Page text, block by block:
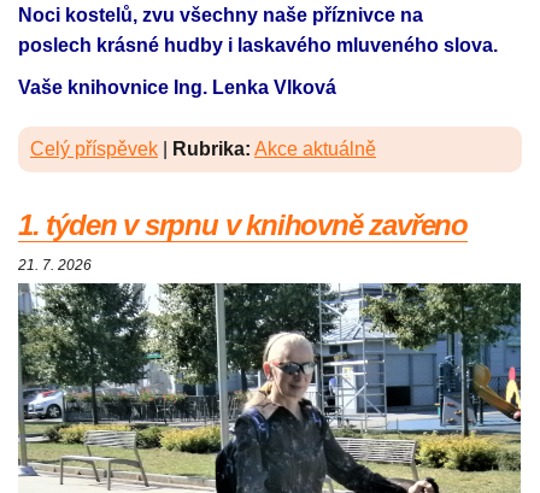
Noci kostelů, zvu všechny naše příznivce na
poslech krásné hudby i laskavého mluveného slova.
Vaše knihovnice Ing. Lenka Vlková
Celý příspěvek Rubrika: Akce aktuálně
1. týden v srpnu v knihovně zavřeno
21. 7. 2026